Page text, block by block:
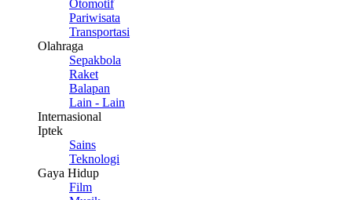
Otomotif
Pariwisata
Transportasi
Olahraga
Sepakbola
Raket
Balapan
Lain - Lain
Internasional
Iptek
Sains
Teknologi
Gaya Hidup
Film